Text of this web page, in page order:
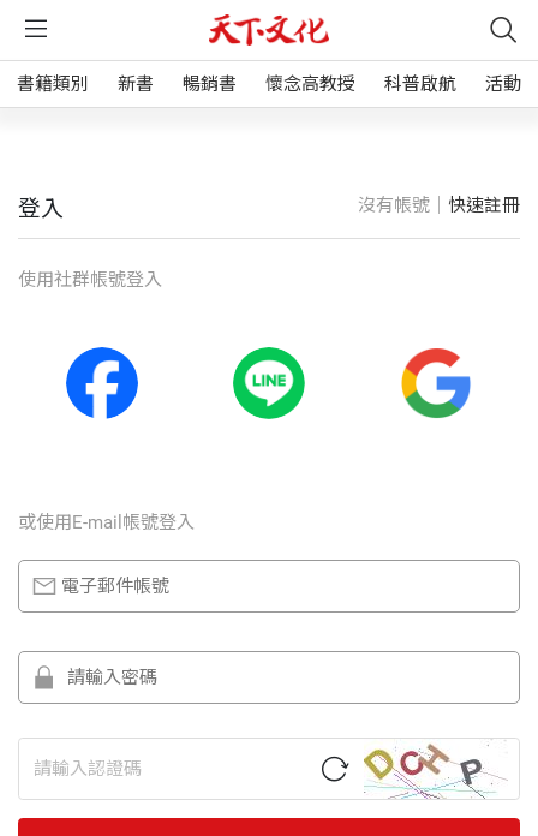
書籍類別 新書 暢銷書 懷念高教授 科普啟航 活動
登入 沒有帳號｜ 快速註冊
使⽤社群帳號登入
或使⽤E-mail帳號登入